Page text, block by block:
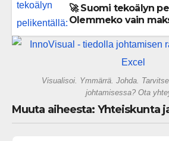
🚀 Suomi tekoälyn
Olemmeko vain
gigatehtaan?
Visualisoi. Ymmärrä. Johda.
johtamisessa? Ota
Muuta aiheesta: Yhteiskunta